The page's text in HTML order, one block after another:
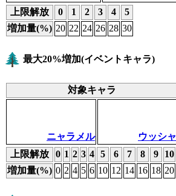
上限解放 0 1 2 3 4
5
増加量(%) 20 22 24 26 28 30
最大20%増加(イベントキャラ)
対象キャラ
ニャラメル
ウッシャ
上限解放
0 1 2 3 4 5 6 7 8 9
10
増加量(%) 0 2 4 5 6 10 12 14 16 18 20